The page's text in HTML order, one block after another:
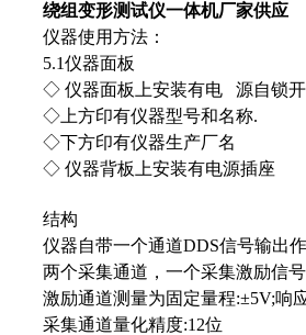
绕组变形测试仪一体机厂家供应
仪器使用方法：
5.1仪器面板
◇ 仪器面板上安装有电 源自锁开
◇上方印有仪器型号和名称.
◇下方印有仪器生产厂名
◇ 仪器背板上安装有电源插座
结构
仪器自带一个通道DDS信号输出
两个采集通道，一个采集激励信
激励通道测量为固定量程:±5V;响
采集通道量化精度:12位